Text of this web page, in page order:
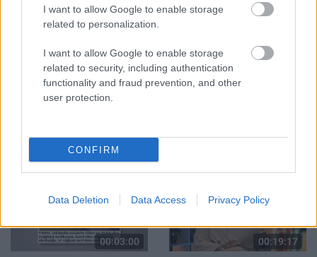
I want to allow Google to enable storage
related to personalization.
I want to allow Google to enable storage
related to security, including authentication
functionality and fraud prevention, and other
user protection.
CONFIRM
Data Deletion Data Access Privacy Policy
00:23:07
08.06.2026 Ziņu TOP
00:03:00 00:19:17